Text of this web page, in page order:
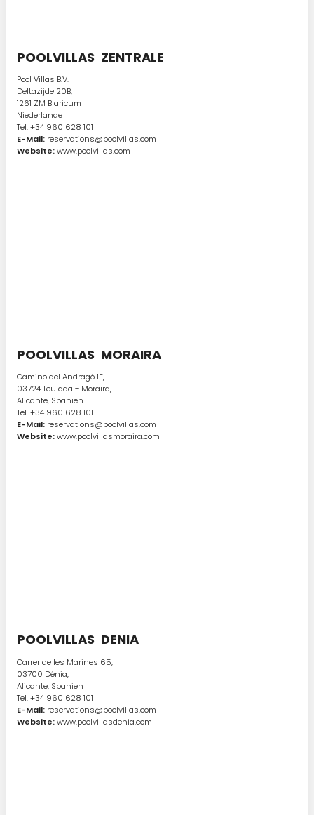
POOLVILLAS ZENTRALE
Pool Villas B.V.
Deltazijde 20B,
1261 ZM Blaricum
Niederlande
Tel. +34 960 628 101
E-Mail:reservations@poolvillas.com
Website:www.poolvillas.com
POOLVILLAS MORAIRA
Camino del Andragó 1F,
03724 Teulada - Moraira,
Alicante, Spanien
Tel. +34 960 628 101
E-Mail:reservations@poolvillas.com
Website:www.poolvillasmoraira.com
POOLVILLAS DENIA
Carrer de les Marines 65,
03700 Dénia,
Alicante, Spanien
Tel. +34 960 628 101
E-Mail:reservations@poolvillas.com
Website:www.poolvillasdenia.com